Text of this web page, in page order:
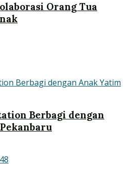
Orang Tua
Berbagi dengan